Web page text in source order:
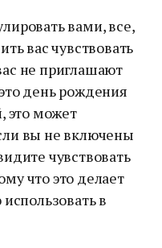
вами, все,
вас чувствовать
не приглашают
день рождения
это может
вы не включены
чувствовать
что это делает
в